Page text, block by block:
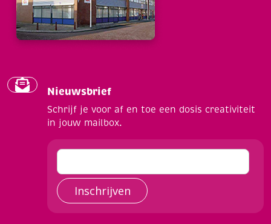
Nieuwsbrief
Schrijf je voor af en toe een dosis creativiteit
in jouw mailbox.
Inschrijven